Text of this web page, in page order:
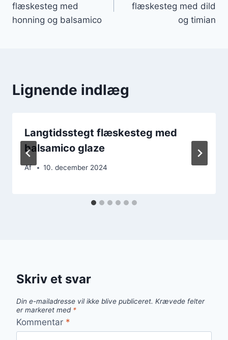
flæskesteg med
honning og balsamico
flæskesteg med dild
og timian
Lignende indlæg
Langtidsstegt flæskesteg med
balsamico glaze
Af 10. december 2024
Skriv et svar
Din e-mailadresse vil ikke blive publiceret. Krævede felter
er markeret med *
Kommentar *